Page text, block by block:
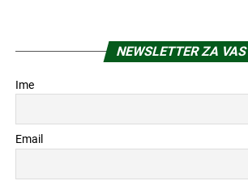
NEWSLETTER ZA VAS
Ime
Email